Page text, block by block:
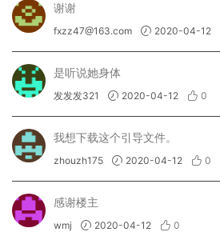
谢谢
fxzz47@163.com 2020-04-12
是听说她身体
发发发321 2020-04-12 0
我想下载这个引导文件。
zhouzh175 2020-04-12 0
感谢楼主
wmj 2020-04-12 0